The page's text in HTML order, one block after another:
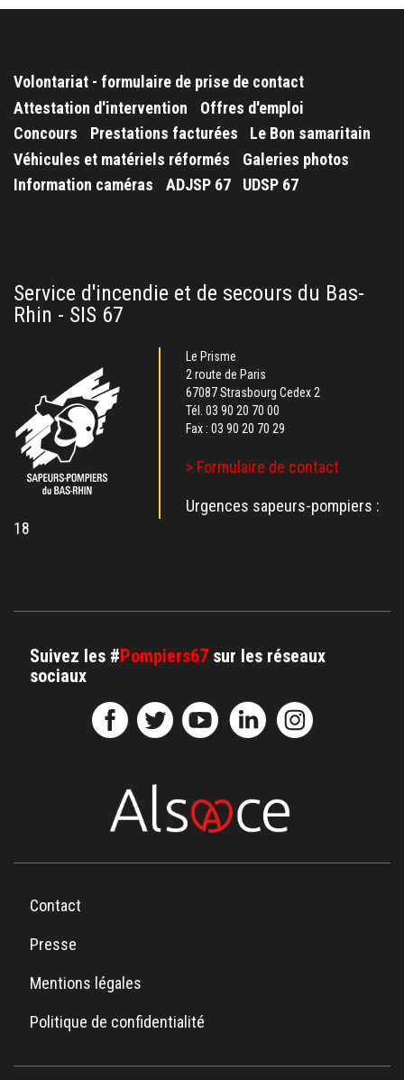
Volontariat - formulaire de prise de contact
Attestation d'intervention
Offres d'emploi
Concours
Prestations facturées
Le Bon samaritain
Véhicules et matériels réformés
Galeries photos
Information caméras
ADJSP 67 UDSP 67
Service d'incendie et de secours du Bas-
Rhin - SIS 67
Le Prisme
2 route de Paris
67087 Strasbourg Cedex 2
Tél. 03 90 20 70 00
Fax : 03 90 20 70 29
> Formulaire de contact
Urgences sapeurs-pompiers :
18
Suivez les #Pompiers67 sur les réseaux
sociaux
Contact
Presse
Mentions légales
Politique de confidentialité